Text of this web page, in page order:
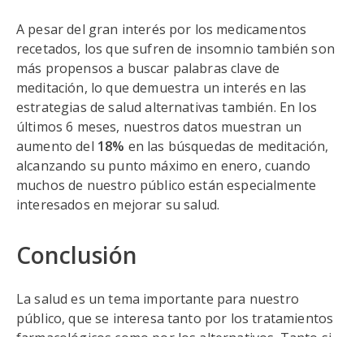
A pesar del gran interés por los medicamentos
recetados, los que sufren de insomnio también son
más propensos a buscar palabras clave de
meditación, lo que demuestra un interés en las
estrategias de salud alternativas también. En los
últimos 6 meses, nuestros datos muestran un
aumento del 18% en las búsquedas de meditación,
alcanzando su punto máximo en enero, cuando
muchos de nuestro público están especialmente
interesados en mejorar su salud.
Conclusión
La salud es un tema importante para nuestro
público, que se interesa tanto por los tratamientos